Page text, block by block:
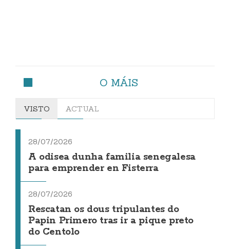
O MÁIS
VISTO ACTUAL
28/07/2026
A odisea dunha familia senegalesa
para emprender en Fisterra
28/07/2026
Rescatan os dous tripulantes do
Papin Primero tras ir a pique preto
do Centolo